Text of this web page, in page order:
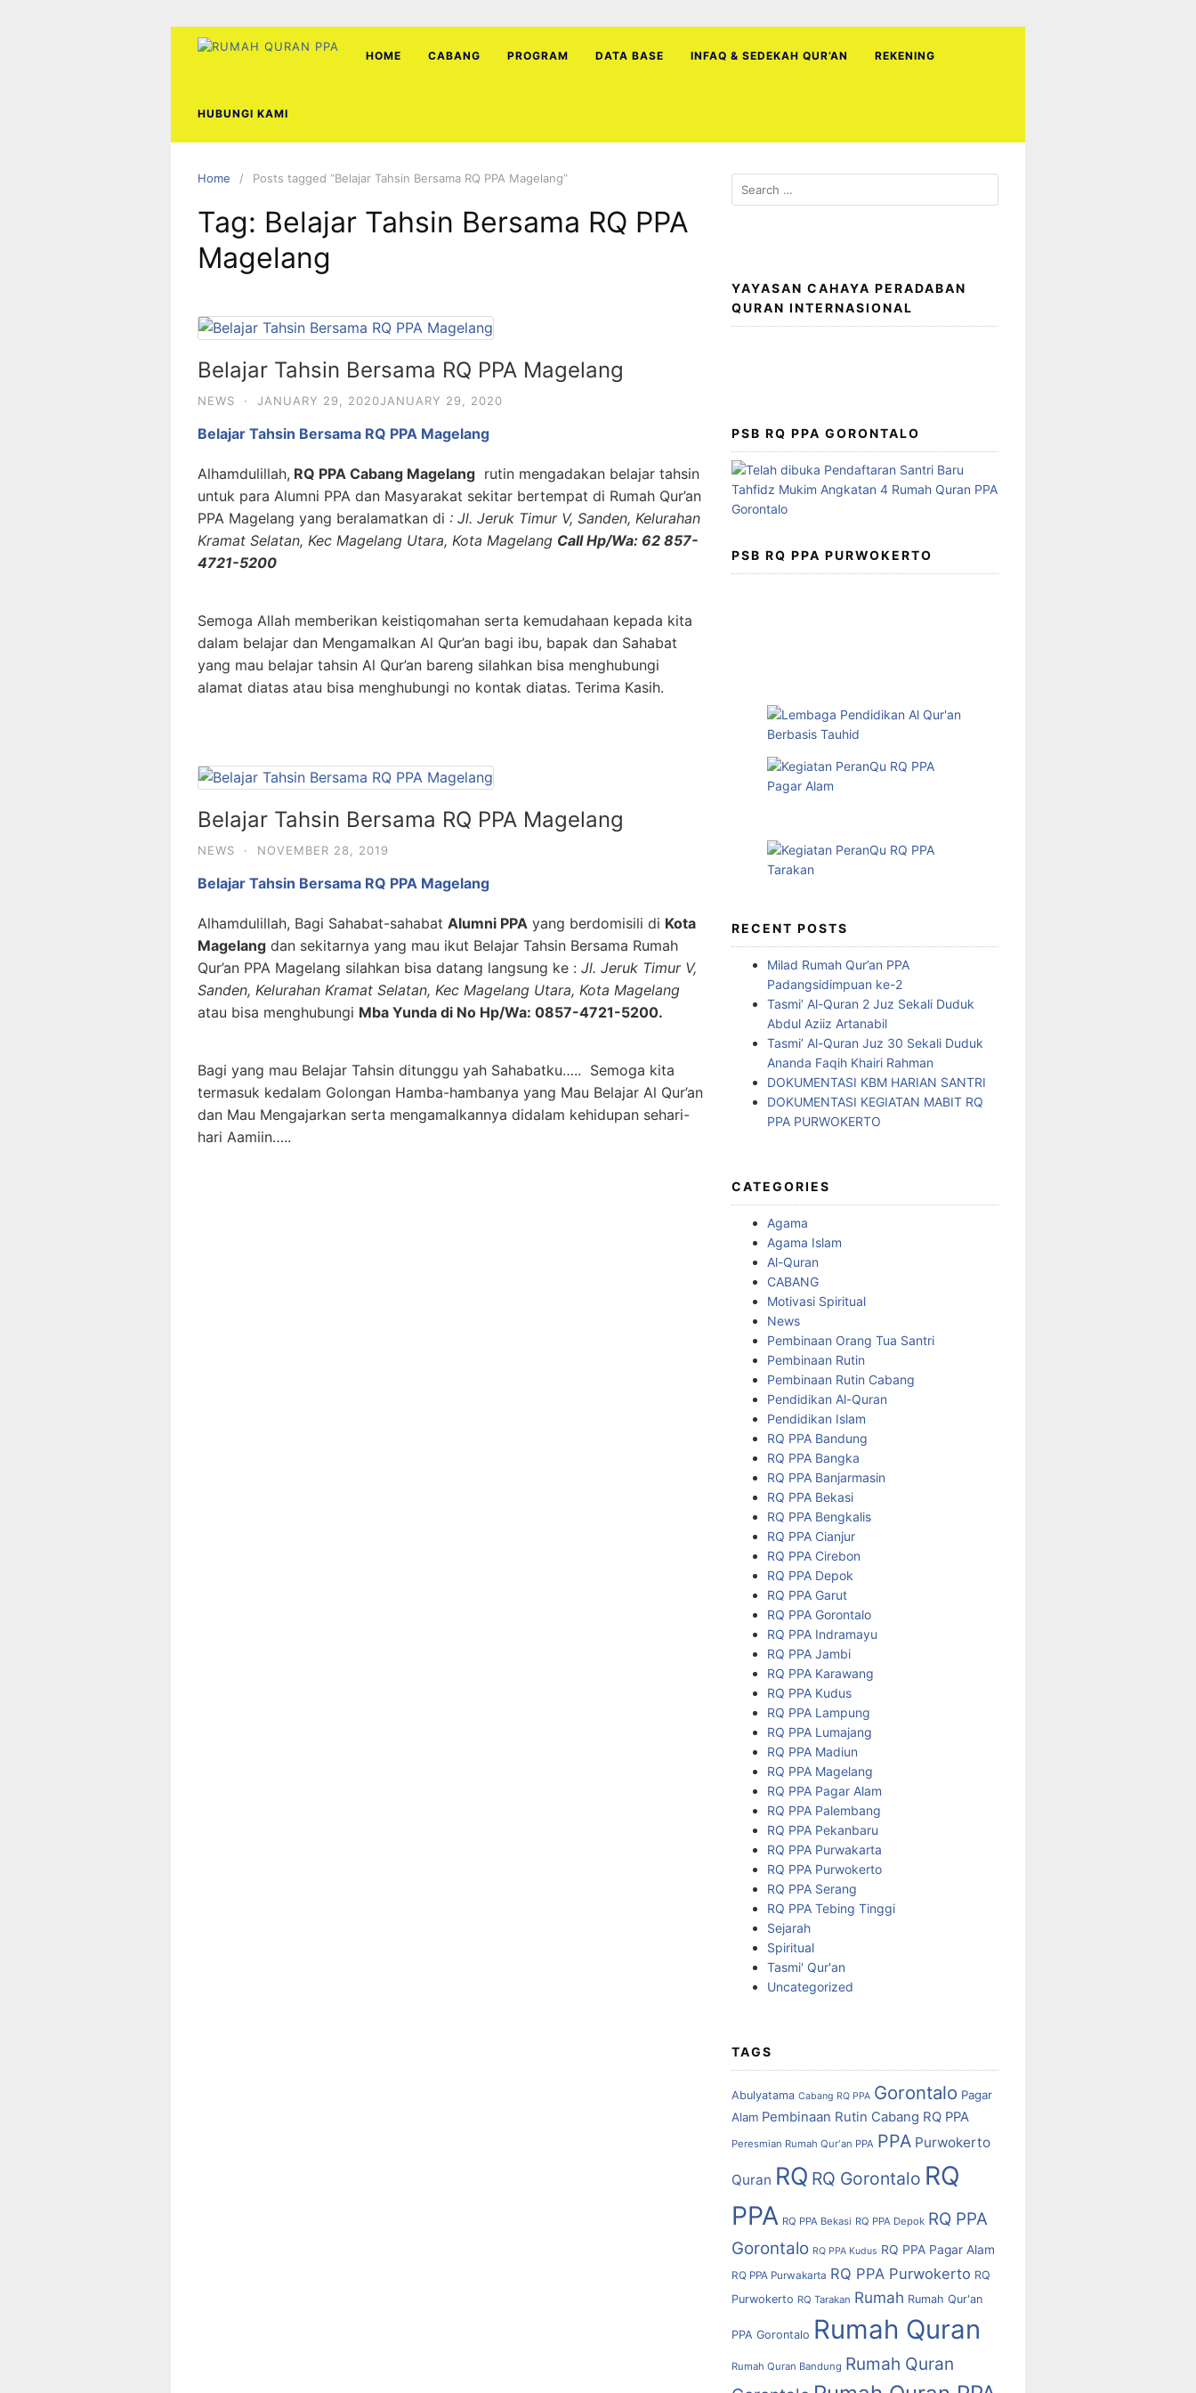
HOME CABANG PROGRAM DATA BASE INFAQ & SEDEKAH QUR’AN REKENING
HUBUNGI KAMI
Home Posts tagged “Belajar Tahsin Bersama RQ PPA Magelang”
Tag: Belajar Tahsin Bersama RQ PPA
Magelang
Belajar Tahsin Bersama RQ PPA Magelang
NEWS · JANUARY 29, 2020JANUARY 29, 2020
Belajar Tahsin Bersama RQ PPA Magelang
Alhamdulillah, RQ PPA Cabang Magelang rutin mengadakan belajar tahsin
untuk para Alumni PPA dan Masyarakat sekitar bertempat di Rumah Qur’an
PPA Magelang yang beralamatkan di : Jl. Jeruk Timur V, Sanden, Kelurahan
Kramat Selatan, Kec Magelang Utara, Kota Magelang Call Hp/Wa: 62 857-
4721-5200
Semoga Allah memberikan keistiqomahan serta kemudahaan kepada kita
dalam belajar dan Mengamalkan Al Qur’an bagi ibu, bapak dan Sahabat
yang mau belajar tahsin Al Qur’an bareng silahkan bisa menghubungi
alamat diatas atau bisa menghubungi no kontak diatas. Terima Kasih.
Belajar Tahsin Bersama RQ PPA Magelang
NEWS · NOVEMBER 28, 2019
Belajar Tahsin Bersama RQ PPA Magelang
Alhamdulillah, Bagi Sahabat-sahabat Alumni PPA yang berdomisili di Kota
Magelang dan sekitarnya yang mau ikut Belajar Tahsin Bersama Rumah
Qur’an PPA Magelang silahkan bisa datang langsung ke : Jl. Jeruk Timur V,
Sanden, Kelurahan Kramat Selatan, Kec Magelang Utara, Kota Magelang
atau bisa menghubungi Mba Yunda di No Hp/Wa: 0857-4721-5200.
Bagi yang mau Belajar Tahsin ditunggu yah Sahabatku….. Semoga kita
termasuk kedalam Golongan Hamba-hambanya yang Mau Belajar Al Qur’an
dan Mau Mengajarkan serta mengamalkannya didalam kehidupan sehari-
hari Aamiin…..
Search
for:
YAYASAN CAHAYA PERADABAN
QURAN INTERNASIONAL
PSB RQ PPA GORONTALO
PSB RQ PPA PURWOKERTO
RECENT POSTS
Milad Rumah Qur’an PPA
Padangsidimpuan ke-2
Tasmi’ Al-Quran 2 Juz Sekali Duduk
Abdul Aziiz Artanabil
Tasmi’ Al-Quran Juz 30 Sekali Duduk
Ananda Faqih Khairi Rahman
DOKUMENTASI KBM HARIAN SANTRI
DOKUMENTASI KEGIATAN MABIT RQ
PPA PURWOKERTO
CATEGORIES
Agama
Agama Islam
Al-Quran
CABANG
Motivasi Spiritual
News
Pembinaan Orang Tua Santri
Pembinaan Rutin
Pembinaan Rutin Cabang
Pendidikan Al-Quran
Pendidikan Islam
RQ PPA Bandung
RQ PPA Bangka
RQ PPA Banjarmasin
RQ PPA Bekasi
RQ PPA Bengkalis
RQ PPA Cianjur
RQ PPA Cirebon
RQ PPA Depok
RQ PPA Garut
RQ PPA Gorontalo
RQ PPA Indramayu
RQ PPA Jambi
RQ PPA Karawang
RQ PPA Kudus
RQ PPA Lampung
RQ PPA Lumajang
RQ PPA Madiun
RQ PPA Magelang
RQ PPA Pagar Alam
RQ PPA Palembang
RQ PPA Pekanbaru
RQ PPA Purwakarta
RQ PPA Purwokerto
RQ PPA Serang
RQ PPA Tebing Tinggi
Sejarah
Spiritual
Tasmi' Qur'an
Uncategorized
TAGS
Abulyatama Cabang RQ PPA Gorontalo Pagar
Alam Pembinaan Rutin Cabang RQ PPA
Peresmian Rumah Qur'an PPA PPA Purwokerto
Quran RQ RQ Gorontalo RQ
PPA RQ PPA Bekasi RQ PPA Depok RQ PPA
Gorontalo RQ PPA Kudus RQ PPA Pagar Alam
RQ PPA Purwakarta RQ PPA Purwokerto RQ
Purwokerto RQ Tarakan Rumah Rumah Qur'an
PPA Gorontalo Rumah Quran
Rumah Quran Bandung Rumah Quran